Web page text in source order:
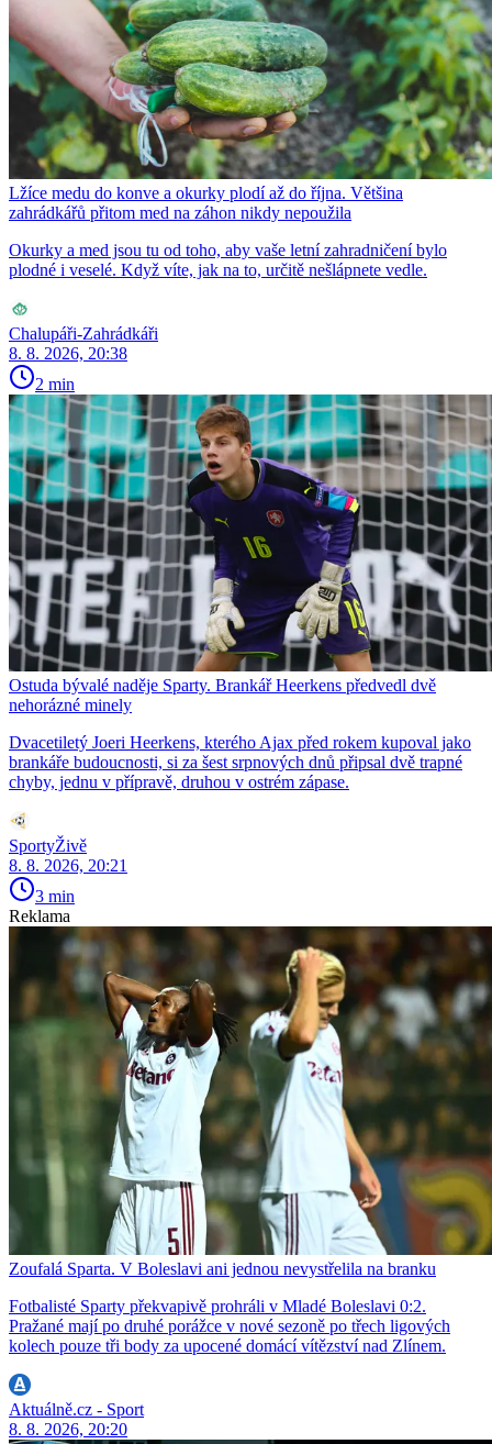
Lžíce medu do konve a okurky plodí až do října. Většina
zahrádkářů přitom med na záhon nikdy nepoužila
Okurky a med jsou tu od toho, aby vaše letní zahradničení bylo
plodné i veselé. Když víte, jak na to, určitě nešlápnete vedle.
Chalupáři-Zahrádkáři
8. 8. 2026, 20:38
2 min
Ostuda bývalé naděje Sparty. Brankář Heerkens předvedl dvě
nehorázné minely
Dvacetiletý Joeri Heerkens, kterého Ajax před rokem kupoval jako
brankáře budoucnosti, si za šest srpnových dnů připsal dvě trapné
chyby, jednu v přípravě, druhou v ostrém zápase.
SportyŽivě
8. 8. 2026, 20:21
3 min
Reklama
Zoufalá Sparta. V Boleslavi ani jednou nevystřelila na branku
Fotbalisté Sparty překvapivě prohráli v Mladé Boleslavi 0:2.
Pražané mají po druhé porážce v nové sezoně po třech ligových
kolech pouze tři body za upocené domácí vítězství nad Zlínem.
Aktuálně.cz - Sport
8. 8. 2026, 20:20